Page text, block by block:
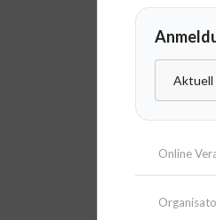
Aktuell
Online